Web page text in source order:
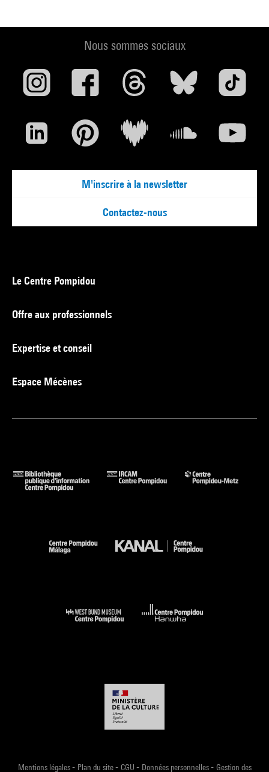
Nous sommes sociaux
M'inscrire à la newsletter
Contactez-nous
Le Centre Pompidou
Offre aux professionnels
Expertise et conseil
Espace Mécènes
Mentions légales- Plan du site- CGU - Données personnelles- Gestion des